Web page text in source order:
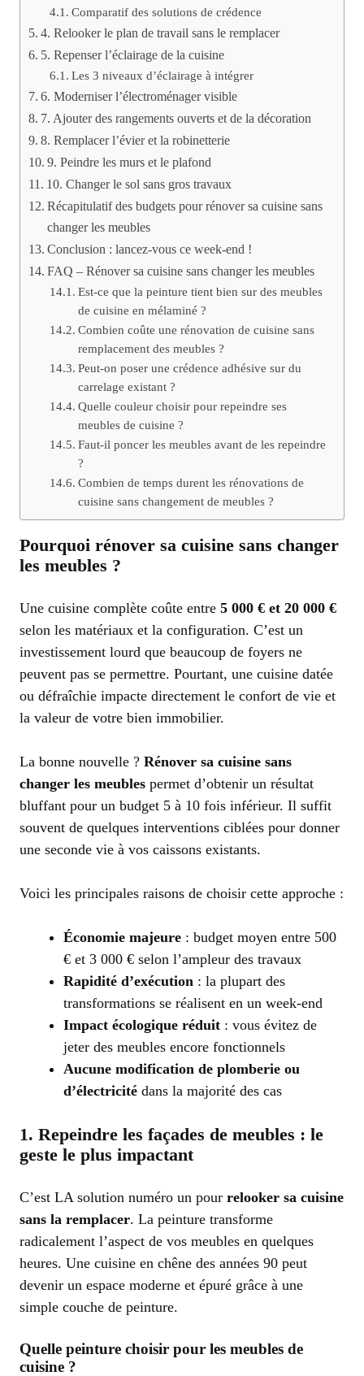
Comparatif des solutions de crédence
4. Relooker le plan de travail sans le remplacer
5. Repenser l’éclairage de la cuisine
Les 3 niveaux d’éclairage à intégrer
6. Moderniser l’électroménager visible
7. Ajouter des rangements ouverts et de la décoration
8. Remplacer l’évier et la robinetterie
9. Peindre les murs et le plafond
10. Changer le sol sans gros travaux
Récapitulatif des budgets pour rénover sa cuisine sans
changer les meubles
Conclusion : lancez-vous ce week-end !
FAQ – Rénover sa cuisine sans changer les meubles
Est-ce que la peinture tient bien sur des meubles
de cuisine en mélaminé ?
Combien coûte une rénovation de cuisine sans
remplacement des meubles ?
Peut-on poser une crédence adhésive sur du
carrelage existant ?
Quelle couleur choisir pour repeindre ses
meubles de cuisine ?
Faut-il poncer les meubles avant de les repeindre
?
Combien de temps durent les rénovations de
cuisine sans changement de meubles ?
Pourquoi rénover sa cuisine sans changer
les meubles ?
Une cuisine complète coûte entre 5 000 € et 20 000 €
selon les matériaux et la configuration. C’est un
investissement lourd que beaucoup de foyers ne
peuvent pas se permettre. Pourtant, une cuisine datée
ou défraîchie impacte directement le confort de vie et
la valeur de votre bien immobilier.
La bonne nouvelle ? Rénover sa cuisine sans
changer les meubles permet d’obtenir un résultat
bluffant pour un budget 5 à 10 fois inférieur. Il suffit
souvent de quelques interventions ciblées pour donner
une seconde vie à vos caissons existants.
Voici les principales raisons de choisir cette approche :
Économie majeure : budget moyen entre 500
€ et 3 000 € selon l’ampleur des travaux
Rapidité d’exécution : la plupart des
transformations se réalisent en un week-end
Impact écologique réduit : vous évitez de
jeter des meubles encore fonctionnels
Aucune modification de plomberie ou
d’électricité dans la majorité des cas
1. Repeindre les façades de meubles : le
geste le plus impactant
C’est LA solution numéro un pour relooker sa cuisine
sans la remplacer. La peinture transforme
radicalement l’aspect de vos meubles en quelques
heures. Une cuisine en chêne des années 90 peut
devenir un espace moderne et épuré grâce à une
simple couche de peinture.
Quelle peinture choisir pour les meubles de
cuisine ?